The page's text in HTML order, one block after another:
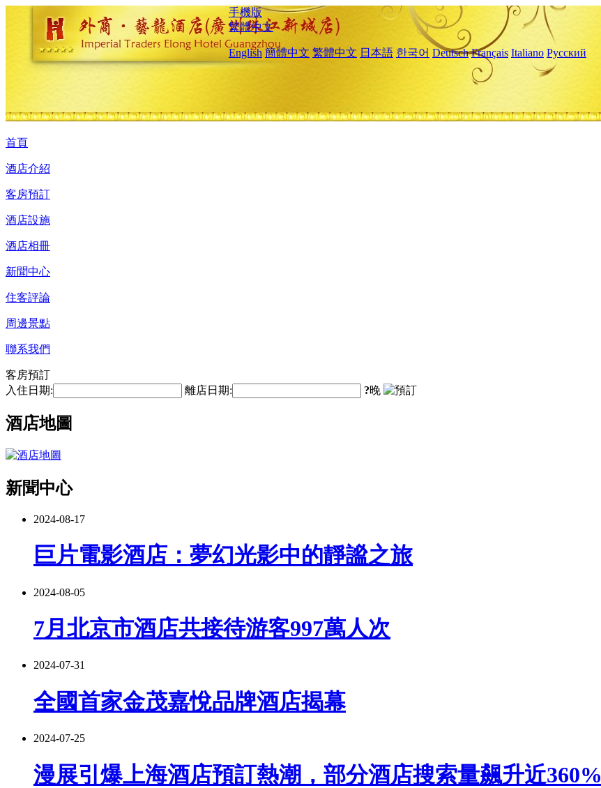
手機版
繁體中文
English 簡體中文 繁體中文 日本語 한국어 Deutsch Français Italiano Русский
首頁
酒店介紹
客房預訂
酒店設施
酒店相冊
新聞中心
住客評論
周邊景點
聯系我們
客房預訂
入住日期:
離店日期: ?晚
酒店地圖
新聞中心
2024-08-17
巨片電影酒店：夢幻光影中的靜謐之旅
2024-08-05
7月北京市酒店共接待游客997萬人次
2024-07-31
全國首家金茂嘉悅品牌酒店揭幕
2024-07-25
漫展引爆上海酒店預訂熱潮，部分酒店搜索量飆升近360%